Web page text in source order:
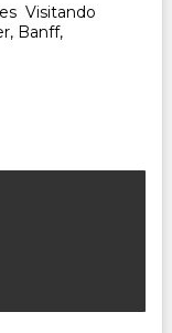
Visitando
Banff,